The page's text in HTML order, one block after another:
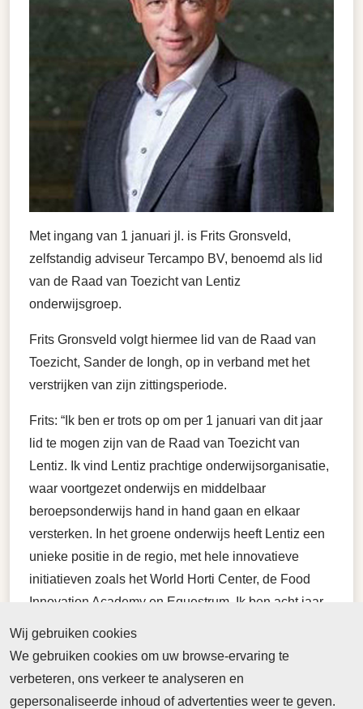
Met ingang van 1 januari jl. is Frits Gronsveld,
zelfstandig adviseur Tercampo BV, benoemd als lid
van de Raad van Toezicht van Lentiz
onderwijsgroep.
Frits Gronsveld volgt hiermee lid van de Raad van
Toezicht, Sander de Iongh, op in verband met het
verstrijken van zijn zittingsperiode.
Frits: “Ik ben er trots op om per 1 januari van dit jaar
lid te mogen zijn van de Raad van Toezicht van
Lentiz. Ik vind Lentiz prachtige onderwijsorganisatie,
waar voortgezet onderwijs en middelbaar
beroepsonderwijs hand in hand gaan en elkaar
versterken. In het groene onderwijs heeft Lentiz een
unieke positie in de regio, met hele innovatieve
initiatieven zoals het World Horti Center, de Food
Innovation Academy en Equestrum. Ik ben acht jaar
Wij gebruiken cookies
We gebruiken cookies om uw browse-ervaring te
verbeteren, ons verkeer te analyseren en
gepersonaliseerde inhoud of advertenties weer te geven.